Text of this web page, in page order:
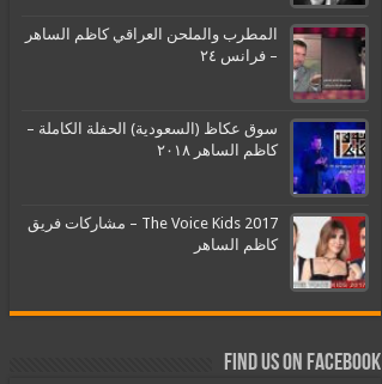
المطرب والملحن العراقي كاظم الساهر
– فرانس ٢٤
سوق عكاظ (السعودية) الحفلة الكاملة –
كاظم الساهر ٢٠١٨
The Voice Kids 2017 – مشاركات فريق
كاظم الساهر
Find us on Facebook